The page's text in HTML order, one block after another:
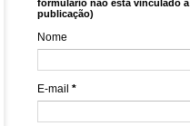
formulário não está vinculado a
publicação)
Nome
E-mail *